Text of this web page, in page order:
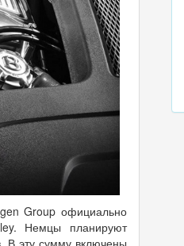
Group официально
Немцы планируют
В эту сумму включены